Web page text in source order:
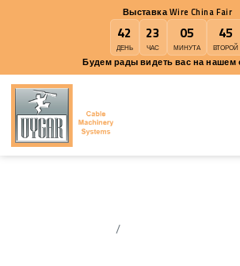
Выставка Wire China
42
ДЕНЬ
23
ЧАС
05
МИНУТА
Будем рады видеть вас на